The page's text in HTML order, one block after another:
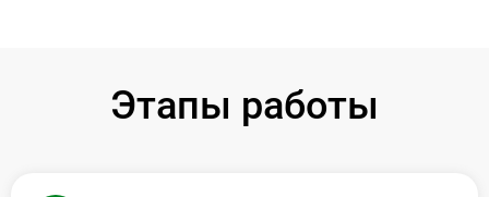
Этапы работы